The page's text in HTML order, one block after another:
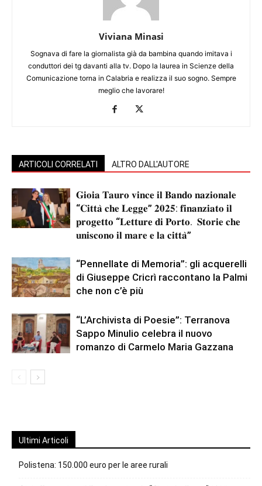
Viviana Minasi
Sognava di fare la giornalista già da bambina quando imitava i
conduttori dei tg davanti alla tv. Dopo la laurea in Scienze della
Comunicazione torna in Calabria e realizza il suo sogno. Sempre
meglio che lavorare!
ARTICOLI CORRELATI ALTRO DALL'AUTORE
𝐆𝐢𝐨𝐢𝐚 𝐓𝐚𝐮𝐫𝐨 𝐯𝐢𝐧𝐜𝐞 𝐢𝐥 𝐁𝐚𝐧𝐝𝐨 𝐧𝐚𝐳𝐢𝐨𝐧𝐚𝐥𝐞
“𝐂𝐢𝐭𝐭𝐚̀ 𝐜𝐡𝐞 𝐋𝐞𝐠𝐠𝐞” 𝟐𝟎𝟐𝟓: 𝐟𝐢𝐧𝐚𝐧𝐳𝐢𝐚𝐭𝐨 𝐢𝐥
𝐩𝐫𝐨𝐠𝐞𝐭𝐭𝐨 “𝐋𝐞𝐭𝐭𝐮𝐫𝐞 𝐝𝐢 𝐏𝐨𝐫𝐭𝐨. 𝐒𝐭𝐨𝐫𝐢𝐞 𝐜𝐡𝐞
𝐮𝐧𝐢𝐬𝐜𝐨𝐧𝐨 𝐢𝐥 𝐦𝐚𝐫𝐞 𝐞 𝐥𝐚 𝐜𝐢𝐭𝐭𝐚̀”
“Pennellate di Memoria”: gli acquerelli
di Giuseppe Cricrì raccontano la Palmi
che non c’è più
“L’Archivista di Poesie”: Terranova
Sappo Minulio celebra il nuovo
romanzo di Carmelo Maria Gazzana
Ultimi Articoli
Polistena: 150.000 euro per le aree rurali